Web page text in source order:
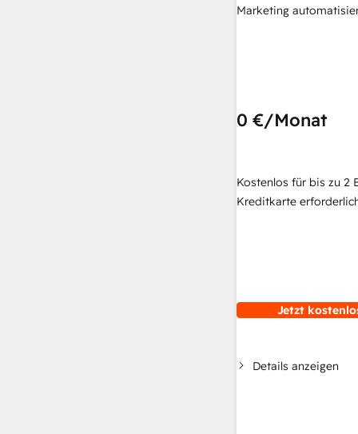
Marketing
0 €/Monat
Kostenlos für bis zu 2
Kreditkarte
Jetzt
Details anzeigen